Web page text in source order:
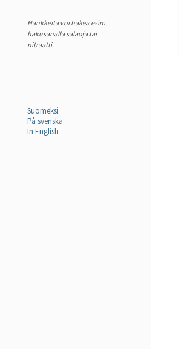
Hankkeita voi hakea esim.
hakusanalla salaoja tai
nitraatti.
Suomeksi
På svenska
In English